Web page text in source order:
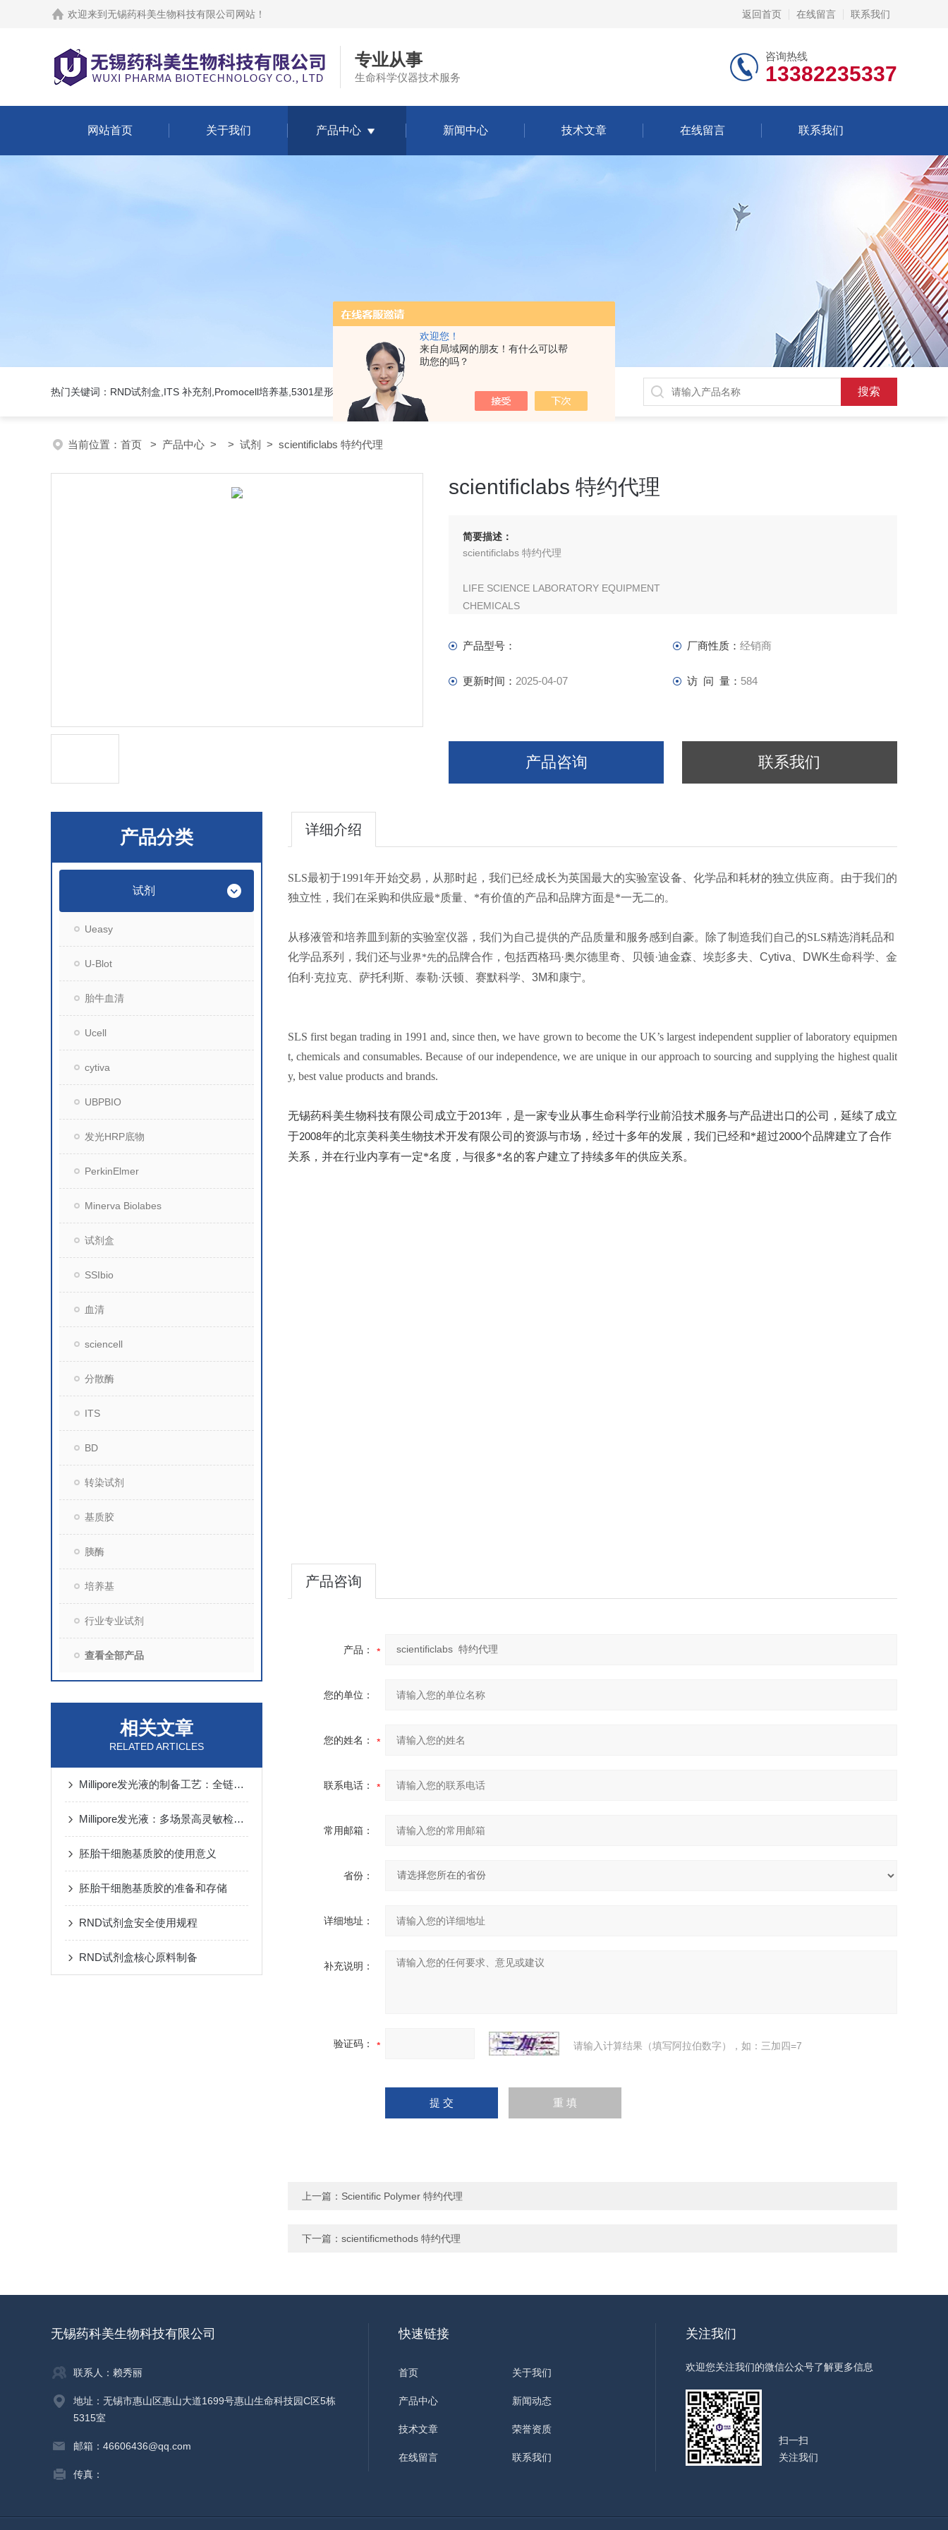
欢迎您！
来自局域网的朋友！有什么可以帮
助您的吗？
欢迎来到 无锡药科美生物科技有限公司网站 ！ 返回首页 在线留言 联系我们
专业从事
生命科学仪器技术服务
咨询热线
13382235337
网站首页 关于我们 产品中心 新闻中心 技术文章 在线留言 联系我们
热门关键词：RND试剂盒,ITS 补充剂,Promocell培养基,5301星形细胞培养基
当前位置： 首页 > 产品中心 > > 试剂 > scientificlabs 特约代理
scientificlabs 特约代理
简要描述：
scientificlabs 特约代理
LIFE SCIENCE LABORATORY EQUIPMENT
CHEMICALS
产品型号： 厂商性质： 经销商
更新时间： 2025-04-07 访 问 量： 584
产品咨询 联系我们
产品分类
试剂
Ueasy
U-Blot
胎牛血清
Ucell
cytiva
UBPBIO
发光HRP底物
PerkinElmer
Minerva Biolabes
试剂盒
SSIbio
血清
sciencell
分散酶
ITS
BD
转染试剂
基质胶
胰酶
培养基
行业专业试剂
查看全部产品
相关文章
RELATED ARTICLES
Millipore发光液的制备工艺：全链路质控保障检测性能稳定
Millipore发光液：多场景高灵敏检测的核心试剂支撑
胚胎干细胞基质胶的使用意义
胚胎干细胞基质胶的准备和存储
RND试剂盒安全使用规程
RND试剂盒核心原料制备
详细介绍
SLS最初于1991年开始交易，从那时起，我们已经成长为英国最大的实验室设备、化学品和耗材的独立供应商。由于我们的
独立性，我们在采购和供应最*质量、*有价值的产品和品牌方面是*一无二的。
从移液管和培养皿到新的实验室仪器，我们为自己提供的产品质量和服务感到自豪。除了制造我们自己的SLS精选消耗品和
化学品系列，我们还与业界*先的品牌合作，包括西格玛·奥尔德里奇、贝顿·迪金森、埃彭多夫、Cytiva、DWK生命科学、金
伯利·克拉克、萨托利斯、泰勒·沃顿、赛默科学、3M和康宁。
SLS first began trading in 1991 and, since then, we have grown to become the UK’s largest independent supplier of laboratory equipmen
t, chemicals and consumables. Because of our independence, we are unique in our approach to sourcing and supplying the highest qualit
y, best value products and brands.
无锡药科美生物科技有限公司成立于2013年，是一家专业从事生命科学行业前沿技术服务与产品进出口的公司，延续了成立
于2008年的北京美科美生物技术开发有限公司的资源与市场，经过十多年的发展，我们已经和*超过2000个品牌建立了合作
关系，并在行业内享有一定*名度，与很多*名的客户建立了持续多年的供应关系。
产品咨询
产品：
您的单位：
您的姓名：
联系电话：
常用邮箱：
省份：
详细地址：
补充说明：
验证码： 请输入计算结果（填写阿拉伯数字），如：三加四=7
上一篇： Scientific Polymer 特约代理
下一篇： scientificmethods 特约代理
无锡药科美生物科技有限公司
联系人：赖秀丽
地址：无锡市惠山区惠山大道1699号惠山生命科技园C区5栋
5315室
邮箱：46606436@qq.com
传真：
快速链接
首页 关于我们
产品中心 新闻动态
技术文章 荣誉资质
在线留言 联系我们
关注我们
欢迎您关注我们的微信公众号了解更多信息
扫一扫
关注我们